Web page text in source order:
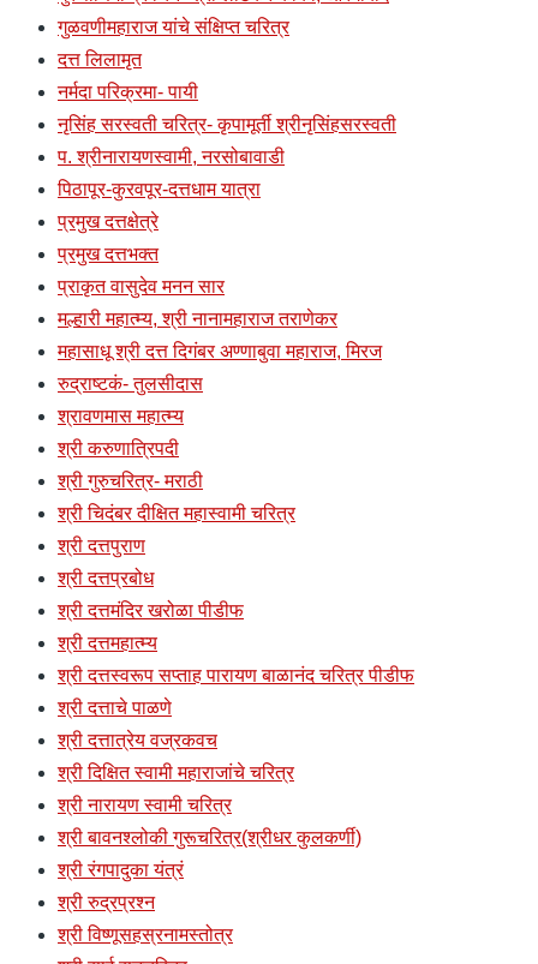
गुळवणीमहाराज यांचे संक्षिप्त चरित्र
दत्त लिलामृत
नर्मदा परिक्रमा- पायी
नृसिंह सरस्वती चरित्र- कृपामूर्ती श्रीनृसिंहसरस्वती
प. श्रीनारायणस्वामी, नरसोबावाडी
पिठापूर-कुरवपूर-दत्तधाम यात्रा
प्रमुख दत्तक्षेत्रे
प्रमुख दत्तभक्त
प्राकृत वासुदेव मनन सार
मल्हारी महात्म्य, श्री नानामहाराज तराणेकर
महासाधू श्री दत्त दिगंबर अण्णाबुवा महाराज, मिरज
रुद्राष्टकं- तुलसीदास
श्रावणमास महात्म्य
श्री करुणात्रिपदी
श्री गुरुचरित्र- मराठी
श्री चिदंबर दीक्षित महास्वामी चरित्र
श्री दत्तपुराण
श्री दत्तप्रबोध
श्री दत्तमंदिर खरोळा पीडीफ
श्री दत्तमहात्म्य
श्री दत्तस्वरूप सप्ताह पारायण बाळानंद चरित्र पीडीफ
श्री दत्ताचे पाळणे
श्री दत्तात्रेय वज्रकवच
श्री दिक्षित स्वामी महाराजांचे चरित्र
श्री नारायण स्वामी चरित्र
श्री बावनश्लोकी गुरूचरित्र(श्रीधर कुलकर्णी)
श्री रंगपादुका यंत्रं
श्री रुद्रप्रश्न
श्री विष्णूसहस्रनामस्तोत्र